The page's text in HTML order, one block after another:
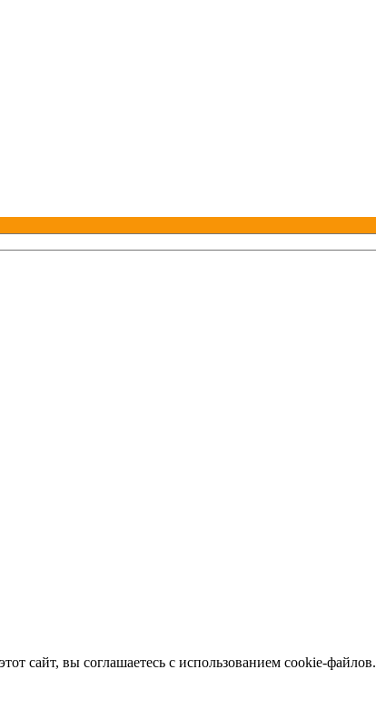
сайт, вы соглашаетесь с использованием cookie-файлов.